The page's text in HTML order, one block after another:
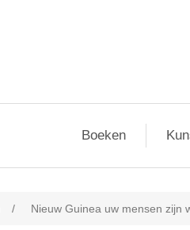
Boeken
/ Nieuw Guinea uw mensen zijn